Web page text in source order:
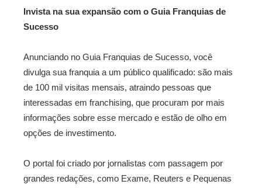
Invista na sua expansão com o Guia Franquias de
Sucesso
Anunciando no Guia Franquias de Sucesso, você
divulga sua franquia a um público qualificado: são mais
de 100 mil visitas mensais, atraindo pessoas que
interessadas em franchising, que procuram por mais
informações sobre esse mercado e estão de olho em
opções de investimento.
O portal foi criado por jornalistas com passagem por
grandes redações, como Exame, Reuters e Pequenas